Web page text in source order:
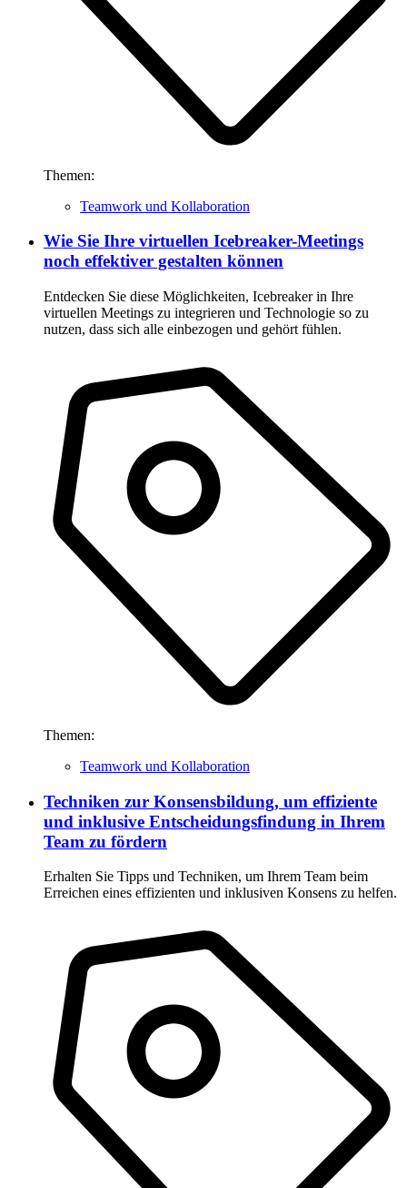
Themen:
Teamwork und Kollaboration
Wie Sie Ihre virtuellen Icebreaker-Meetings
noch effektiver gestalten können
Entdecken Sie diese Möglichkeiten, Icebreaker in Ihre
virtuellen Meetings zu integrieren und Technologie so zu
nutzen, dass sich alle einbezogen und gehört fühlen.
Themen:
Teamwork und Kollaboration
Techniken zur Konsensbildung, um effiziente
und inklusive Entscheidungsfindung in Ihrem
Team zu fördern
Erhalten Sie Tipps und Techniken, um Ihrem Team beim
Erreichen eines effizienten und inklusiven Konsens zu helfen.